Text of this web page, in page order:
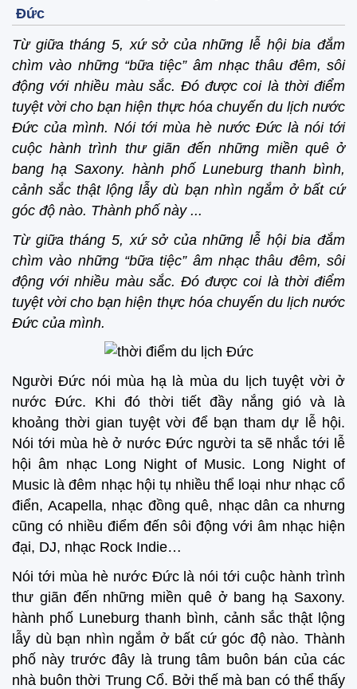
Đức
Từ giữa tháng 5, xứ sở của những lễ hội bia đắm
chìm vào những “bữa tiệc” âm nhạc thâu đêm, sôi
động với nhiều màu sắc. Đó được coi là thời điểm
tuyệt vời cho bạn hiện thực hóa chuyến du lịch nước
Đức của mình. Nói tới mùa hè nước Đức là nói tới
cuộc hành trình thư giãn đến những miền quê ở
bang hạ Saxony. hành phố Luneburg thanh bình,
cảnh sắc thật lộng lẫy dù bạn nhìn ngắm ở bất cứ
góc độ nào. Thành phố này ...
Từ giữa tháng 5, xứ sở của những lễ hội bia đắm
chìm vào những “bữa tiệc” âm nhạc thâu đêm, sôi
động với nhiều màu sắc. Đó được coi là thời điểm
tuyệt vời cho bạn hiện thực hóa chuyến du lịch nước
Đức của mình.
Người Đức nói mùa hạ là mùa du lịch tuyệt vời ở
nước Đức. Khi đó thời tiết đầy nắng gió và là
khoảng thời gian tuyệt vời để bạn tham dự lễ hội.
Nói tới mùa hè ở nước Đức người ta sẽ nhắc tới lễ
hội âm nhạc Long Night of Music. Long Night of
Music là đêm nhạc hội tụ nhiều thể loại như nhạc cổ
điển, Acapella, nhạc đồng quê, nhạc dân ca nhưng
cũng có nhiều điểm đến sôi động với âm nhạc hiện
đại, DJ, nhạc Rock Indie…
Nói tới mùa hè nước Đức là nói tới cuộc hành trình
thư giãn đến những miền quê ở bang hạ Saxony.
hành phố Luneburg thanh bình, cảnh sắc thật lộng
lẫy dù bạn nhìn ngắm ở bất cứ góc độ nào. Thành
phố này trước đây là trung tâm buôn bán của các
nhà buôn thời Trung Cổ. Bởi thế mà ban có thể thấy